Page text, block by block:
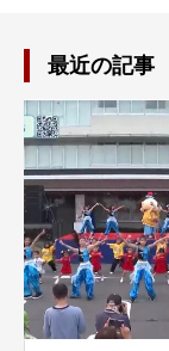
最近の記事